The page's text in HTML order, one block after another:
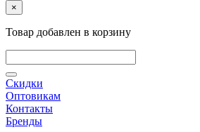
×
Товар добавлен в корзину
Скидки
Оптовикам
Контакты
Бренды